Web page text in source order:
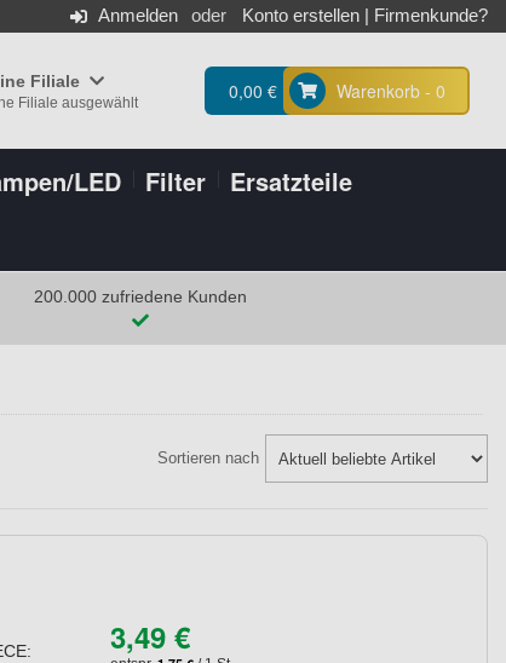
Anmelden Konto erstellen | Firmenkunde?
Filiale
Filiale ausgewählt 0,00 € Warenkorb - 0
LED Filter
Ersatzteile
200.000 zufriedene Kunden
Sortieren nach
3,49 €